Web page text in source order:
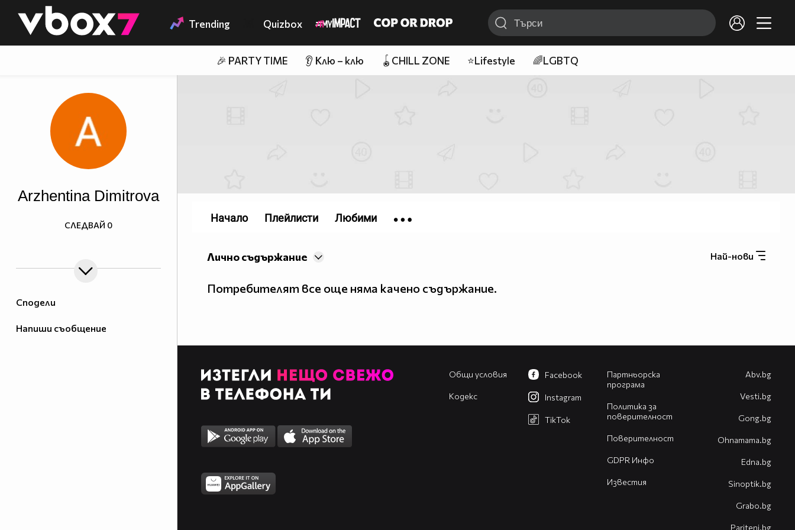
👾 Trending Quizbox
🎉 PARTY TIME 👂 Клю – клю 🪀CHILL ZONE ⭐Lifestyle 🌈LGBTQ
Сподели
Напиши съобщение
Arzhentina Dimitrova
СЛЕДВАЙ 0
Най-нови
Лично съдържание
Потребителят все още няма качено съдържание.
Начало Плейлисти Любими
Общи условия
Кодекс
Партньорска
програма
Политика за
поверителност
Поверителност
GDPR Инфо
Известия
Facebook
Instagram
TikTok
Abv.bg
Vesti.bg
Gong.bg
Оhnamama.bg
Edna.bg
Sinoptik.bg
Grabo.bg
Pariteni.bg